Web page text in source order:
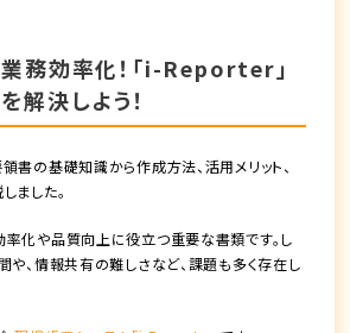
務効率化！「i-Reporter」
解決しよう！
書の基礎知識から作成方法、活用メリット、
ました。
化や品質向上に役立つ重要な書類です。し
や、情報共有の難しさなど、課題も多く存在し